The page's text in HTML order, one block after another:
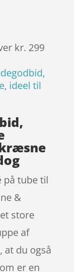
kr. 299
ideel til
på tube til
&
store
af
at du også
er en